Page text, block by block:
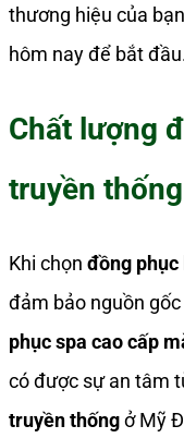
thương hiệu của
hôm nay để bắt
Chất lượng
truyền thống
Khi chọn đồng
đảm bảo nguồn
phục spa cao cấp
có được sự an tâm
truyền thốngở Mỹ